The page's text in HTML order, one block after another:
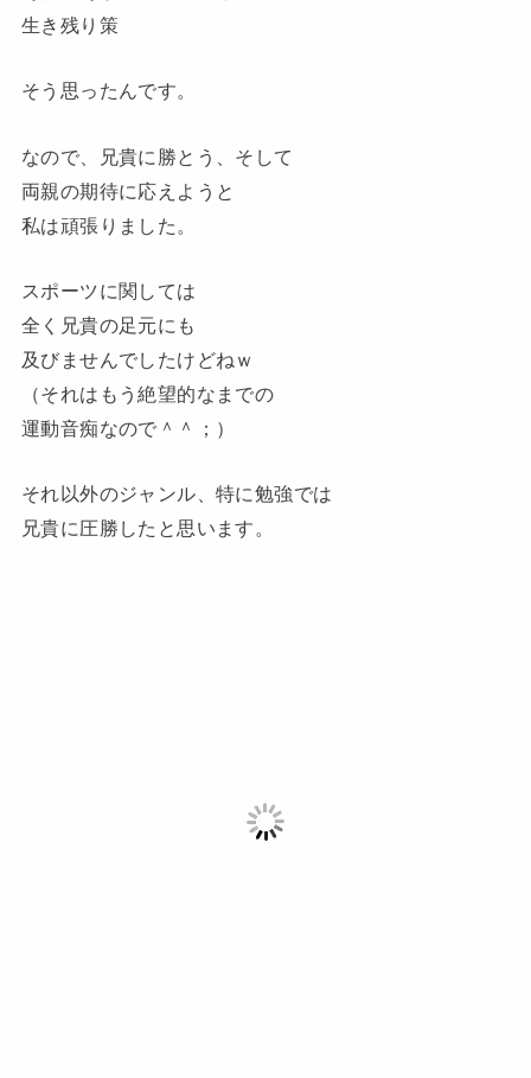
生き残り策
そう思ったんです。
なので、兄貴に勝とう、そして
両親の期待に応えようと
私は頑張りました。
スポーツに関しては
全く兄貴の足元にも
及びませんでしたけどねｗ
（それはもう絶望的なまでの
運動音痴なので＾＾；）
それ以外のジャンル、特に勉強では
兄貴に圧勝したと思います。